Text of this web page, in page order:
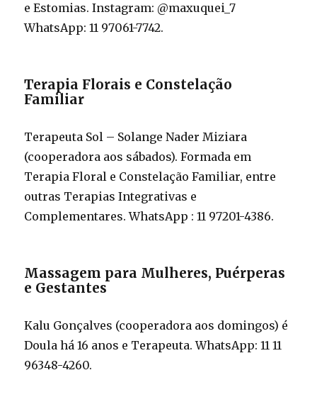
e Estomias. Instagram: @maxuquei_7
WhatsApp: 11 97061-7742.
Terapia Florais e Constelação
Familiar
Terapeuta Sol – Solange Nader Miziara
(cooperadora aos sábados). Formada em
Terapia Floral e Constelação Familiar, entre
outras Terapias Integrativas e
Complementares. WhatsApp : 11 97201-4386.
Massagem para Mulheres, Puérperas
e Gestantes
Kalu Gonçalves (cooperadora aos domingos) é
Doula há 16 anos e Terapeuta. WhatsApp: 11 11
96348-4260.